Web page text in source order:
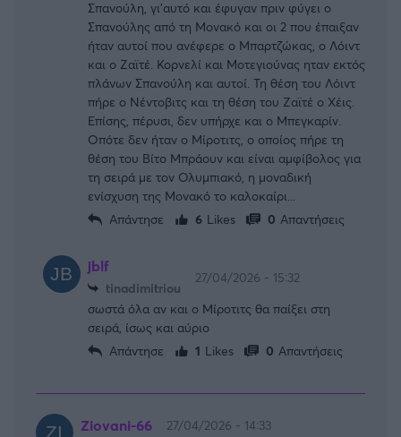
Σπανούλη, γι'αυτό και έφυγαν πριν φύγει ο
Σπανούλης από τη Μονακό και οι 2 που έπαιξαν
ήταν αυτοί που ανέφερε ο Μπαρτζώκας, ο Λόιντ
και ο Ζαϊτέ. Κορνελί και Μοτεγιούνας ηταν εκτός
πλάνων Σπανούλη και αυτοί. Τη θέση του Λόιντ
πήρε ο Νέντοβιτς και τη θέση του Ζαϊτέ ο Χέις.
Επίσης, πέρυσι, δεν υπήρχε και ο Μπεγκαρίν.
Οπότε δεν ήταν ο Μίροτιτς, ο οποίος πήρε τη
θέση του Βίτο Μπράουν και είναι αμφίβολος για
τη σειρά με τον Ολυμπιακό, η μοναδική
ενίσχυση της Μονακό το καλοκαίρι...
Απάντησε
6 Likes 0 Απαντήσεις
jblf
tinadimitriou
27/04/2026 - 15:32
σωστά όλα αν και ο Μίροτιτς θα παίξει στη
σειρά, ίσως και αύριο
Απάντησε
1 Likes 0 Απαντήσεις
Ziovani-66 27/04/2026 - 14:33